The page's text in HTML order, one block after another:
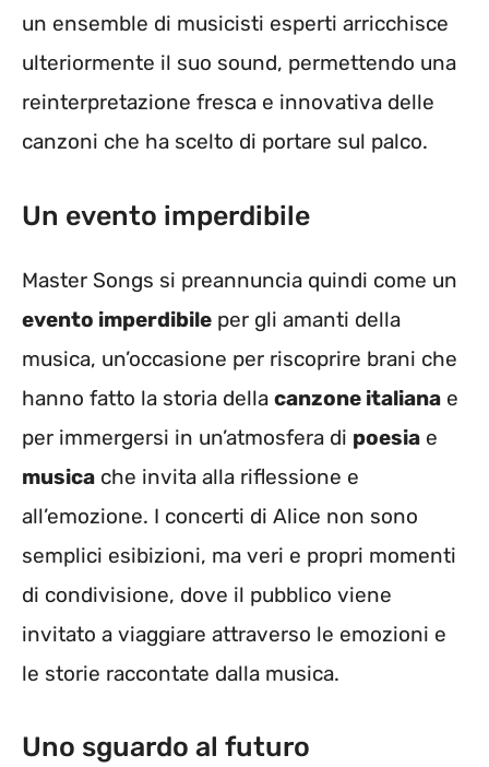
un ensemble di musicisti esperti arricchisce
ulteriormente il suo sound, permettendo una
reinterpretazione fresca e innovativa delle
canzoni che ha scelto di portare sul palco.
Un evento imperdibile
Master Songs si preannuncia quindi come un
evento imperdibile per gli amanti della
musica, un’occasione per riscoprire brani che
hanno fatto la storia della canzone italiana e
per immergersi in un’atmosfera di poesia e
musica che invita alla riflessione e
all’emozione. I concerti di Alice non sono
semplici esibizioni, ma veri e propri momenti
di condivisione, dove il pubblico viene
invitato a viaggiare attraverso le emozioni e
le storie raccontate dalla musica.
Uno sguardo al futuro